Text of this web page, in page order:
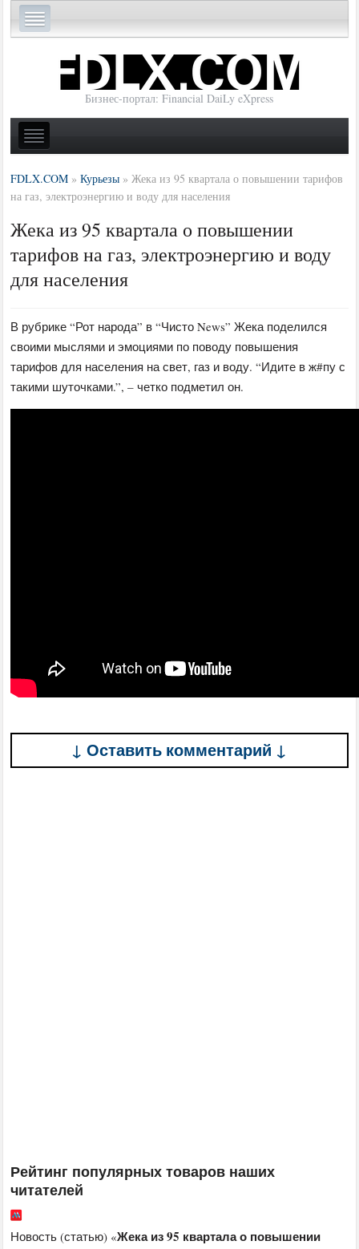
Бизнес-портал: Financial DaiLy eXpress
FDLX.COM »Курьезы »Жека из 95 квартала о повышении тарифов
на газ, электроэнергию и воду для населения
Жека из 95 квартала о повышении
тарифов на газ, электроэнергию и воду
для населения
В рубрике “Рот народа” в “Чисто News” Жека поделился
своими мыслями и эмоциями по поводу повышения
тарифов для населения на свет, газ и воду. “Идите в ж#пу с
такими шуточками.”, – четко подметил он.
↓ Оставить комментарий ↓
Рейтинг популярных товаров наших
читателей
Новость (статью) «Жека из 95 квартала о повышении